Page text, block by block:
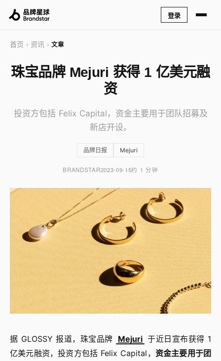
登录
首页 › 资讯 › 文章
珠宝品牌 Mejuri 获得 1 亿美元融
资
投资方包括 Felix Capital，资金主要用于团队招募及
新店开设。
品牌日报 Mejuri
BRANDSTAR2023-09-15约 1 分钟
据 GLOSSY 报道，珠宝品牌 Mejuri 于近日宣布获得 1
亿美元融资，投资方包括 Felix Capital， 资金主要用于团